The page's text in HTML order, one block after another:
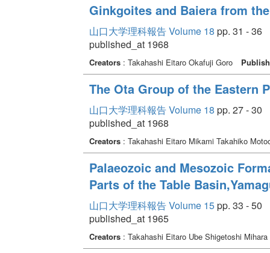
Ginkgoites and Baiera from
山口大学理科報告 Volume 18 pp. 31 - 36
published_at 1968
Creators: Takahashi Eitaro Okafuji Goro
The Ota Group of the Eastern
山口大学理科報告 Volume 18 pp. 27 - 30
published_at 1968
Creators: Takahashi Eitaro Mikami Takahiko
Palaeozoic and Mesozoic
Parts of the Table
山口大学理科報告 Volume 15pp. 33 - 50
published_at 1965
Creators: Takahashi Eitaro Ube Shigetoshi